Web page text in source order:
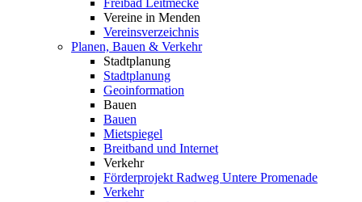
Freibad Leitmecke
Vereine in Menden
Vereinsverzeichnis
Planen, Bauen & Verkehr
Stadtplanung
Stadtplanung
Geoinformation
Bauen
Bauen
Mietspiegel
Breitband und Internet
Verkehr
Förderprojekt Radweg Untere Promenade
Verkehr